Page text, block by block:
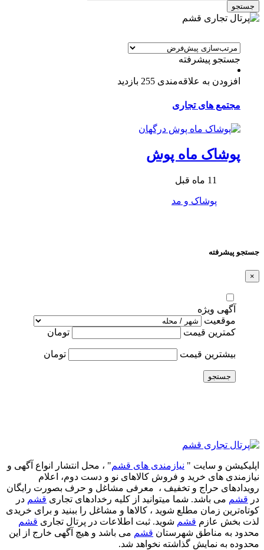
جستجو
جستجو پیشرفته
افزودن به علاقه‌مندی 255 بازدید
مجتمع های تجاری
پوشاک ماه پوش
11 ماه قبل
پوشاک و مد
جستجو پیشرفته
×
آگهی ویژه
موقعیت
کمترین قیمت
تومان
بیشترین قیمت تومان
جستجو
اپلیکیشن و سایت " نیازمندی های قشم" ، محل انتشار انواع آگهی و
نیازمندی های خرید و فروش کالاهای نو و دست‌ دوم، اعلام
رویدادهای حراج و تخفیف ، معرفی مشاغل و حرف بصورت رایگان
در قشم می باشد. شما میتوانید از کلیه رخدادهای تجاری قشم در
کوتاه‌ترین زمان مطلع شوید ، کالاها و مشاغل را ببنید و برای خریدی
لذت بخش عازم قشم شوید. ثبت اطلاعات در پرتال تجاری قشم
محدود به مناطق شهرستان قشم می باشد و هیچ آگهی خارج از این
محدوده به نمایش گذاشته نخواهد شد.